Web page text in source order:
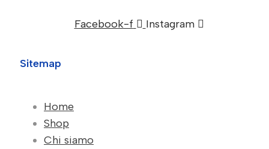
Facebook-f Instagram
Sitemap
Home
Shop
Chi siamo